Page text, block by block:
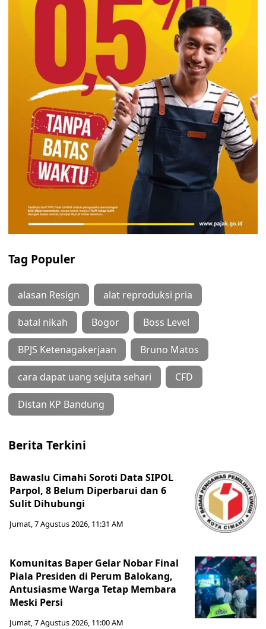
Tag Populer
alasan Resign alat reproduksi pria
batal nikah Bogor Boss Level
BPJS Ketenagakerjaan Bruno Matos
cara dapat uang sejuta sehari CFD
Distan KP Bandung
Berita Terkini
Bawaslu Cimahi Soroti Data SIPOL
Parpol, 8 Belum Diperbarui dan 6
Sulit Dihubungi
Jumat, 7 Agustus 2026, 11:31 AM
Komunitas Baper Gelar Nobar Final
Piala Presiden di Perum Balokang,
Antusiasme Warga Tetap Membara
Meski Persi
Jumat, 7 Agustus 2026, 11:00 AM